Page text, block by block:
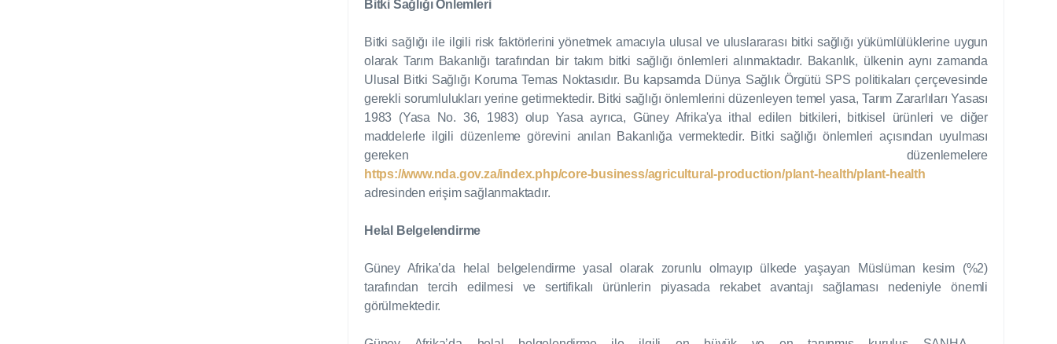
Bitki Sağlığı Önlemleri
Bitki sağlığı ile ilgili risk faktörlerini yönetmek amacıyla ulusal ve uluslararası bitki sağlığı yükümlülüklerine uygun
olarak Tarım Bakanlığı tarafından bir takım bitki sağlığı önlemleri alınmaktadır. Bakanlık, ülkenin aynı zamanda
Ulusal Bitki Sağlığı Koruma Temas Noktasıdır. Bu kapsamda Dünya Sağlık Örgütü SPS politikaları çerçevesinde
gerekli sorumlulukları yerine getirmektedir. Bitki sağlığı önlemlerini düzenleyen temel yasa, Tarım Zararlıları Yasası
1983 (Yasa No. 36, 1983) olup Yasa ayrıca, Güney Afrika'ya ithal edilen bitkileri, bitkisel ürünleri ve diğer
maddelerle ilgili düzenleme görevini anılan Bakanlığa vermektedir. Bitki sağlığı önlemleri açısından uyulması
gereken düzenlemelere
https://www.nda.gov.za/index.php/core-business/agricultural-production/plant-health/plant-health
adresinden erişim sağlanmaktadır.
Helal Belgelendirme
Güney Afrika’da helal belgelendirme yasal olarak zorunlu olmayıp ülkede yaşayan Müslüman kesim (%2)
tarafından tercih edilmesi ve sertifikalı ürünlerin piyasada rekabet avantajı sağlaması nedeniyle önemli
görülmektedir.